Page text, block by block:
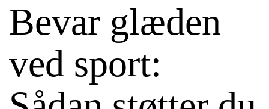
Bevar glæden
ved sport: